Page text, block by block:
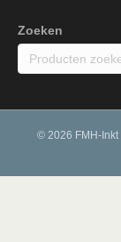
Zoeken
© 2026 FMH-Inkt